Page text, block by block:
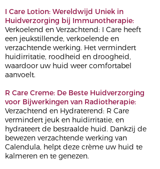
I Care Lotion: Wereldwijd Uniek in
Huidverzorging bij Immunotherapie:
Verkoelend en Verzachtend: I Care heeft
een jeukstillende, verkoelende en
verzachtende werking. Het vermindert
huidirritatie, roodheid en droogheid,
waardoor uw huid weer comfortabel
aanvoelt.
R Care Creme: De Beste Huidverzorging
voor Bijwerkingen van Radiotherapie:
Verzachtend en Hydraterend: R Care
vermindert jeuk en huidirritatie, en
hydrateert de bestraalde huid. Dankzij de
bewezen verzachtende werking van
Calendula, helpt deze crème uw huid te
kalmeren en te genezen.